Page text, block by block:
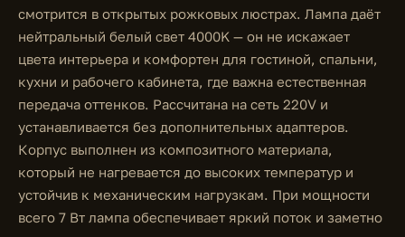
смотрится в открытых рожковых люстрах. Лампа даёт
нейтральный белый свет 4000K — он не искажает
цвета интерьера и комфортен для гостиной, спальни,
кухни и рабочего кабинета, где важна естественная
передача оттенков. Рассчитана на сеть 220V и
устанавливается без дополнительных адаптеров.
Корпус выполнен из композитного материала,
который не нагревается до высоких температур и
устойчив к механическим нагрузкам. При мощности
всего 7 Вт лампа обеспечивает яркий поток и заметно